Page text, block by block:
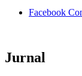
Facebook
Jurnal